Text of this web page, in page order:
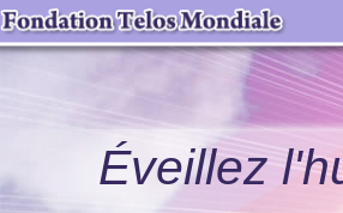
Éveillez